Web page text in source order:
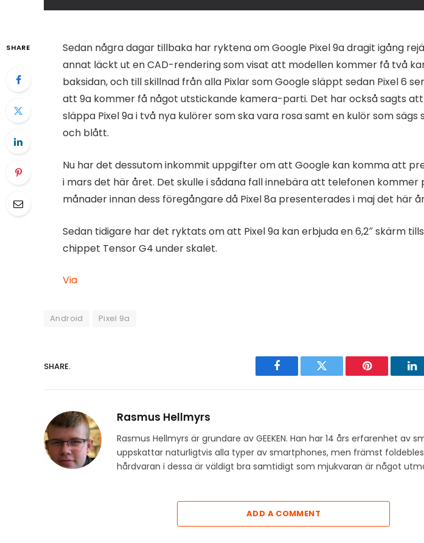
SHARE
Sedan några dagar tillbaka har ryktena om Google Pixel 9a dragit igång
annat läckt ut en CAD-rendering som visat att modellen kommer få två
baksidan, och till skillnad från alla Pixlar som Google släppt sedan Pixel 6
att 9a kommer få något utstickande kamera-parti. Det har också sagts
släppa Pixel 9a i två nya kulörer som ska vara rosa samt en kulör som sägs
och blått.
Nu har det dessutom inkommit uppgifter om att Google kan komma att
i mars det här året. Det skulle i sådana fall innebära att telefonen
månader innan dess föregångare då Pixel 8a presenterades i maj det här
Sedan tidigare har det ryktats om att Pixel 9a kan erbjuda en 6,2″ skärm
chippet Tensor G4 under skalet.
Via
Android Pixel 9a
SHARE.
Facebook Twitter Pinterest
Rasmus Hellmyrs
Rasmus Hellmyrs är grundare av GEEKEN. Han har 14 års erfarenhet av
uppskattar naturligtvis alla typer av smartphones, men främst
hårdvaran i dessa är väldigt bra samtidigt som mjukvaran är något
ADD A COMMENT